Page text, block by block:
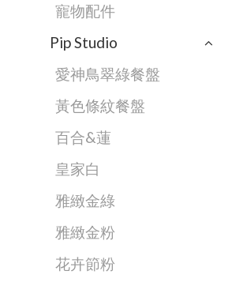
寵物配件
Pip Studio
愛神鳥翠綠餐盤
黃色條紋餐盤
百合&蓮
皇家白
雅緻金綠
雅緻金粉
花卉節粉